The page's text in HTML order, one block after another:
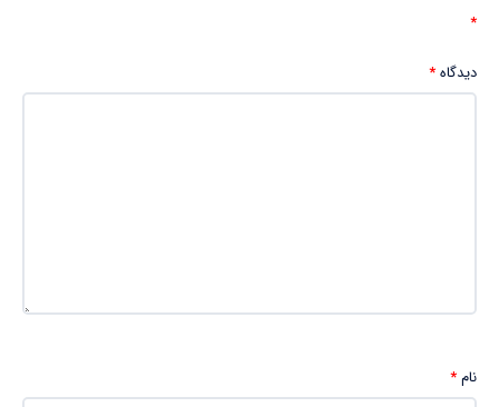
*
دیدگاه*
نام*